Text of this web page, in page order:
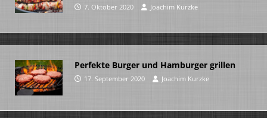
7. Oktober 2020 Joachim Kurzke
Perfekte Burger und Hamburger grillen
17. September 2020 Joachim Kurzke